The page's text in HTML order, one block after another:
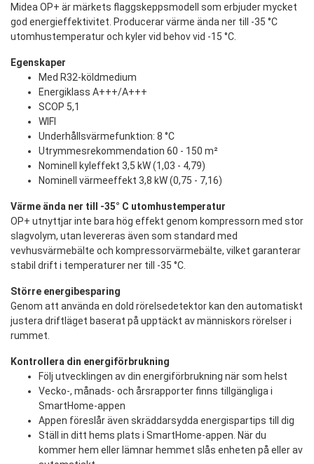
Midea OP+ är märkets flaggskeppsmodell som erbjuder mycket
god energieffektivitet. Producerar värme ända ner till -35 °C
utomhustemperatur och kyler vid behov vid -15 °C.
Egenskaper
Med R32-köldmedium
Energiklass A+++/A+++
SCOP 5,1
WIFI
Underhållsvärmefunktion: 8 °C
Utrymmesrekommendation 60 - 150 m²
Nominell kyleffekt 3,5 kW (1,03 - 4,79)
Nominell värmeeffekt 3,8 kW (0,75 - 7,16)
Värme ända ner till -35° C utomhustemperatur
OP+ utnyttjar inte bara hög effekt genom kompressorn med stor
slagvolym, utan levereras även som standard med
vevhusvärmebälte och kompressorvärmebälte, vilket garanterar
stabil drift i temperaturer ner till -35 °C.
Större energibesparing
Genom att använda en dold rörelsedetektor kan den automatiskt
justera driftläget baserat på upptäckt av människors rörelser i
rummet.
Kontrollera din energiförbrukning
Följ utvecklingen av din energiförbrukning när som helst
Vecko-, månads- och årsrapporter finns tillgängliga i
SmartHome-appen
Appen föreslår även skräddarsydda energispartips till dig
Ställ in ditt hems plats i SmartHome-appen. När du
kommer hem eller lämnar hemmet slås enheten på eller av